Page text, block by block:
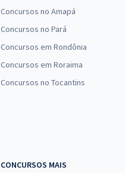
Concursos no Amapá
Concursos no Pará
Concursos em Rondônia
Concursos em Roraima
Concursos no Tocantins
CONCURSOS MAIS